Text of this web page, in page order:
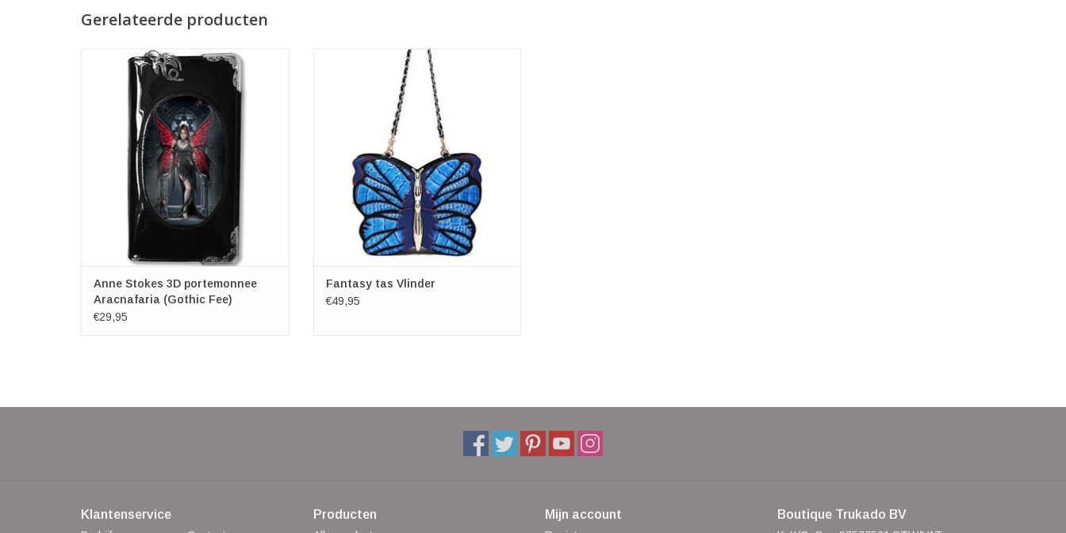
Gerelateerde producten
Gothic portemonnees - Anne Stokes 3D
portemonnee Aracnafaria (Gothic Fee)
TOEVOEGEN AAN WINKELWAGEN
Anne Stokes 3D portemonnee
Aracnafaria (Gothic Fee)
€29,95
Fantasy tassen en portemonnees - Fantasy
tas Vlinder
Fantasy tas Vlinder
€49,95
Klantenservice Producten Mijn account Boutique Trukado BV